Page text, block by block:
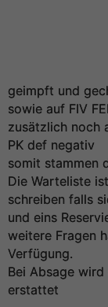
geimpft und
sowie auf FIV
zusätzlich noch
PK def negativ
somit stammen
Die Warteliste
schreiben falls
und eins
weitere Fragen
Verfügung.
Bei Absage
erstattet